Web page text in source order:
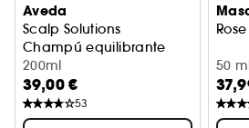
Aveda
Scalp Solutions
Champú equilibrante
200ml
39,00 €
53
50